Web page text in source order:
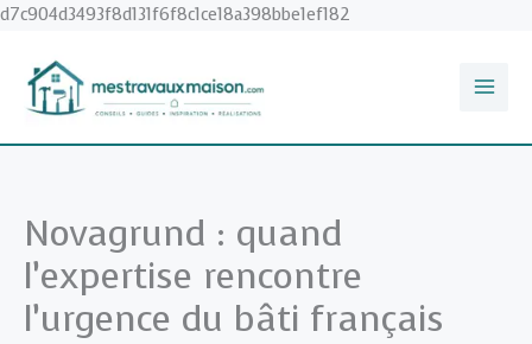
d7c904d3493f8d131f6f8c1ce18a398bbe1ef182
Novagrund : quand
l’expertise rencontre
l’urgence du bâti français